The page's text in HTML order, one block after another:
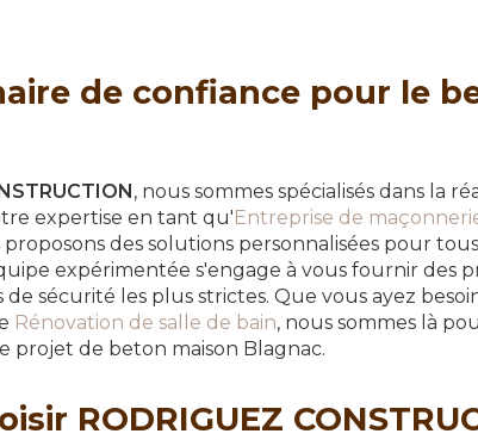
de confiance pour le
, nous sommes spécialisés dans la
expertise en tant qu'Entreprise de
proposons des solutions personnalisées pour
expérimentée s'engage à vous fournir des
sécurité les plus strictes. Que vous ayez
Rénovation de salle de bain, nous sommes là
projet de beton maison Blagnac.
RODRIGUEZ